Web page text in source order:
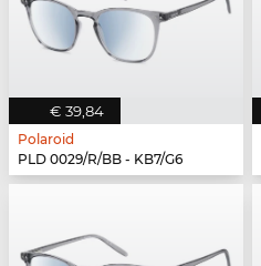
€ 39,84
Polaroid
PLD 0029/R/BB - KB7/G6